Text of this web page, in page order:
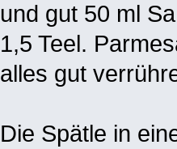
und gut 50 ml
1,5 Teel.
alles gut
Die Spätle in